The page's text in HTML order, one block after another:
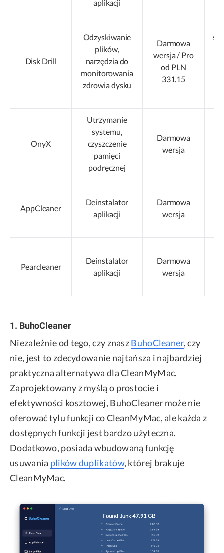
aplikacji
Disk Drill
Odzyskiwanie
plików,
narzędzia do
monitorowania
zdrowia dysku
Darmowa
wersja / Pro
od PLN
331.15
OnyX
Utrzymanie
systemu,
czyszczenie
pamięci
podręcznej
Darmowa
wersja
AppCleaner
Deinstalator
aplikacji
Darmowa
wersja
Pearcleaner
Deinstalator
aplikacji
Darmowa
wersja
1. BuhoCleaner
Niezależnie od tego, czy znaszBuhoCleaner, czy
nie, jest to zdecydowanie najtańsza i najbardziej
praktyczna alternatywa dla CleanMyMac.
Zaprojektowany z myślą o prostocie i
efektywności kosztowej, BuhoCleaner może nie
oferować tylu funkcji co CleanMyMac, ale każda z
dostępnych funkcji jest bardzo użyteczna.
Dodatkowo, posiada wbudowaną funkcję
usuwania plików duplikatów, której brakuje
CleanMyMac.